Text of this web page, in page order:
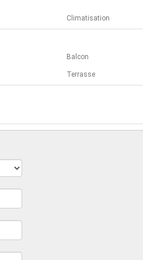
Climatisation
Balcon
Terrasse